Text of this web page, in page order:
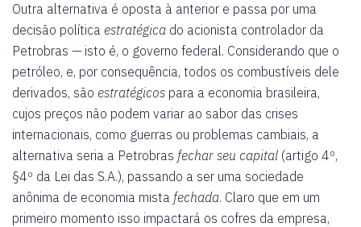
Outra alternativa é oposta à anterior e passa por uma
decisão política estratégica do acionista controlador da
Petrobras — isto é, o governo federal. Considerando que o
petróleo, e, por consequência, todos os combustíveis dele
derivados, são estratégicos para a economia brasileira,
cujos preços não podem variar ao sabor das crises
internacionais, como guerras ou problemas cambiais, a
alternativa seria a Petrobras fechar seu capital (artigo 4º,
§4º da Lei das S.A.), passando a ser uma sociedade
anônima de economia mista fechada. Claro que em um
primeiro momento isso impactará os cofres da empresa,